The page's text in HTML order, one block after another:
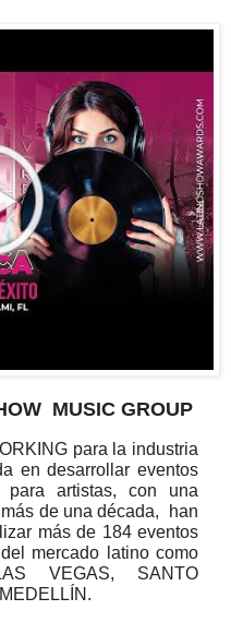
MUSIC GROUP
para la industria
en desarrollar eventos
para artistas, con una
de una década, han
más de 184 eventos
mercado latino como
VEGAS, SANTO